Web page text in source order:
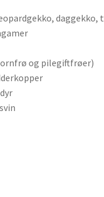
daggekko,
og pilegiftfrøer)